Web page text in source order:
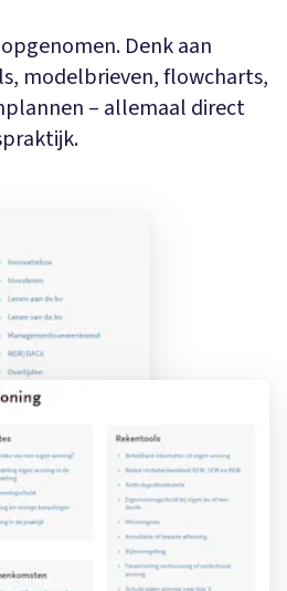
Denk aan
modelbrieven, flowcharts,
– allemaal direct